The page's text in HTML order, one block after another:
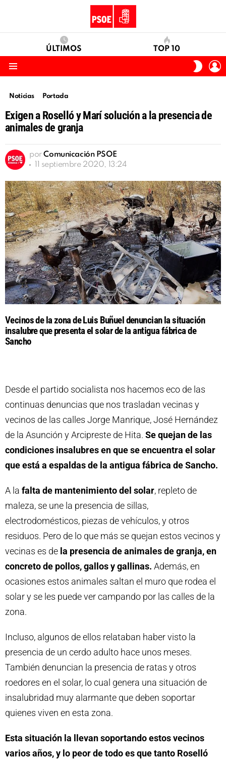
ÚLTIMOS TOP 10
SKIN
Noticias Portada
Exigen a Roselló y Marí solución a la presencia de
animales de granja
por Comunicación PSOE
11 septiembre 2020, 13:24
Vecinos de la zona de Luis Buñuel denuncian la situación
insalubre que presenta el solar de la antigua fábrica de
Sancho
Desde el partido socialista nos hacemos eco de las
continuas denuncias que nos trasladan vecinas y
vecinos de las calles Jorge Manrique, José Hernández
de la Asunción y Arcipreste de Hita. Se quejan de las
condiciones insalubres en que se encuentra el solar
que está a espaldas de la antigua fábrica de Sancho.
A la falta de mantenimiento del solar, repleto de
maleza, se une la presencia de sillas,
electrodomésticos, piezas de vehículos, y otros
residuos. Pero de lo que más se quejan estos vecinos y
vecinas es de la presencia de animales de granja, en
concreto de pollos, gallos y gallinas. Además, en
ocasiones estos animales saltan el muro que rodea el
solar y se les puede ver campando por las calles de la
zona.
Incluso, algunos de ellos relataban haber visto la
presencia de un cerdo adulto hace unos meses.
También denuncian la presencia de ratas y otros
roedores en el solar, lo cual genera una situación de
insalubridad muy alarmante que deben soportar
quienes viven en esta zona.
Esta situación la llevan soportando estos vecinos
varios años, y lo peor de todo es que tanto Roselló